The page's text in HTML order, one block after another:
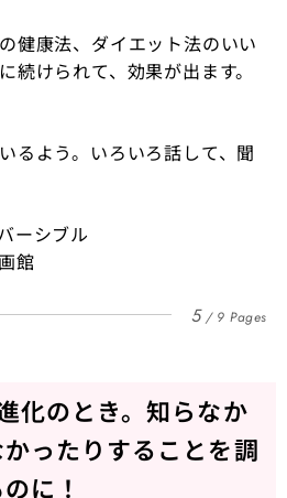
健康法、ダイエット法のいい
続けられて、効果が出ます。
るよう。いろいろ話して、聞
ーシブル
館
5 9 Pages
のとき。知らなか
ったりすることを調
に！